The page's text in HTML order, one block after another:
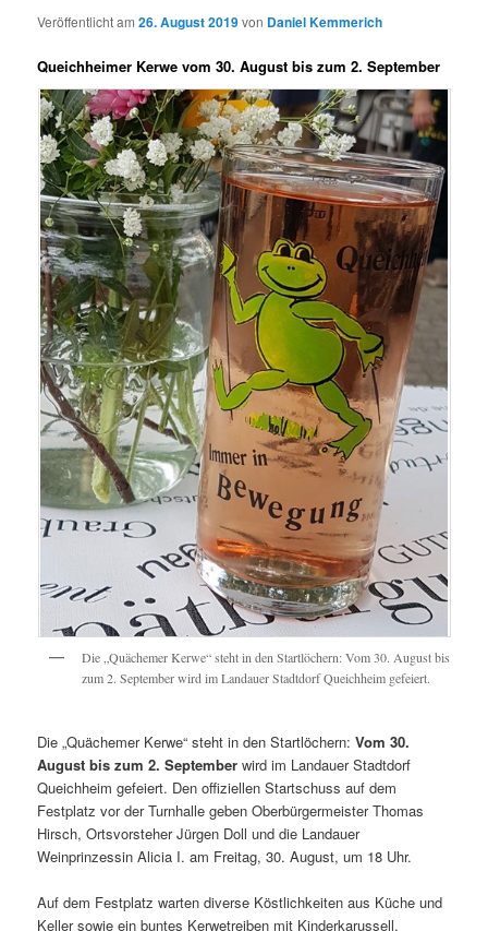
Veröffentlicht am26. August 2019von Daniel Kemmerich
Queichheimer Kerwe vom 30. August bis zum 2. September
Die „Quächemer Kerwe“ steht in den Startlöchern: Vom 30. August bis
zum 2. September wird im Landauer Stadtdorf Queichheim gefeiert.
Die „Quächemer Kerwe“ steht in den Startlöchern:Vom 30.
August bis zum 2. September wird im Landauer Stadtdorf
Queichheim gefeiert. Den offiziellen Startschuss auf dem
Festplatz vor der Turnhalle geben Oberbürgermeister Thomas
Hirsch, Ortsvorsteher Jürgen Doll und die Landauer
Weinprinzessin Alicia I. am Freitag, 30. August, um 18 Uhr.
Auf dem Festplatz warten diverse Köstlichkeiten aus Küche und
Keller sowie ein buntes Kerwetreiben mit Kinderkarussell,